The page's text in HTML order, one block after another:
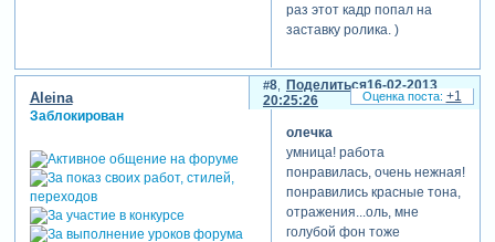
раз этот кадр попал на
заставку ролика. )
Поделиться
8
16-02-2013
20:25:26
Aleina
Заблокирован
олечка
умница! работа
понравилась, очень нежная!
понравились красные тона,
отражения...оль, мне
голубой фон тоже
+1